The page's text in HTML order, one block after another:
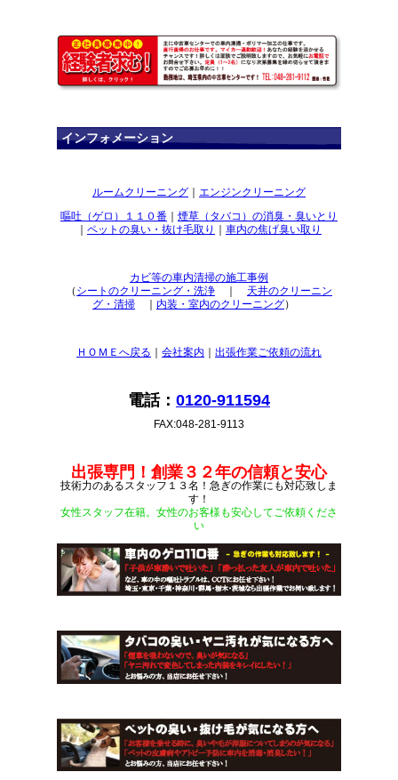
インフォメーション
ルームクリーニング ｜ エンジンクリーニング
嘔吐（ゲロ）１１０番 ｜ 煙草（タバコ）の消臭・臭いとり
｜ ペットの臭い・抜け毛取り ｜ 車内の焦げ臭い取り
カビ等の車内清掃の施工事例
（ シートのクリーニング・洗浄 ｜ 天井のクリーニン
グ・清掃 ｜ 内装・室内のクリーニング）
ＨＯＭＥへ戻る ｜ 会社案内 ｜ 出張作業ご依頼の流れ
電話： 0120-911594
FAX:048-281-9113
出張専門！創業３２年の信頼と安心
技術力のあるスタッフ１３名！急ぎの作業にも対応致しま
す！
女性スタッフ在籍。女性のお客様も安心してご依頼くださ
い